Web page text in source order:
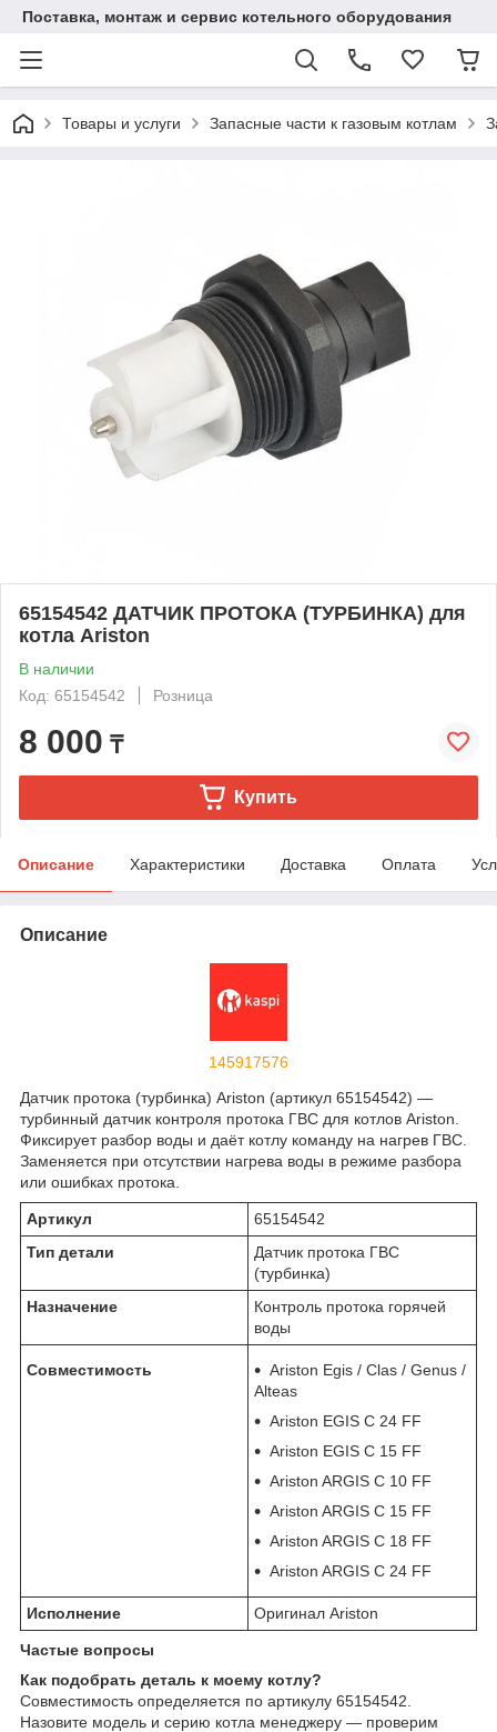
Поставка, монтаж и сервис котельного оборудования
Товары и услуги Запасные части к газовым котлам
65154542 ДАТЧИК ПРОТОКА (ТУРБИНКА) для
котла Ariston
В наличии
Код: 65154542
Розница
8 000 ₸
Купить
Описание Характеристики Доставка Оплата
Описание
145917576
Датчик протока (турбинка) Ariston (артикул 65154542) —
турбинный датчик контроля протока ГВС для котлов Ariston.
Фиксирует разбор воды и даёт котлу команду на нагрев ГВС.
Заменяется при отсутствии нагрева воды в режиме разбора
или ошибках протока.
Артикул
65154542
Тип детали
Датчик протока ГВС
(турбинка)
Назначение
Контроль протока горячей
воды
Совместимость
Ariston Egis / Clas / Genus /
Alteas
Ariston EGIS C 24 FF
Ariston EGIS C 15 FF
Ariston ARGIS C 10 FF
Ariston ARGIS C 15 FF
Ariston ARGIS C 18 FF
Ariston ARGIS C 24 FF
Исполнение Оригинал Ariston
Частые вопросы
Как подобрать деталь к моему котлу?
Совместимость определяется по артикулу 65154542.
Назовите модель и серию котла менеджеру — проверим